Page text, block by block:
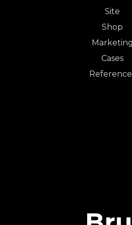
Site
Shop
Marketing
Cases